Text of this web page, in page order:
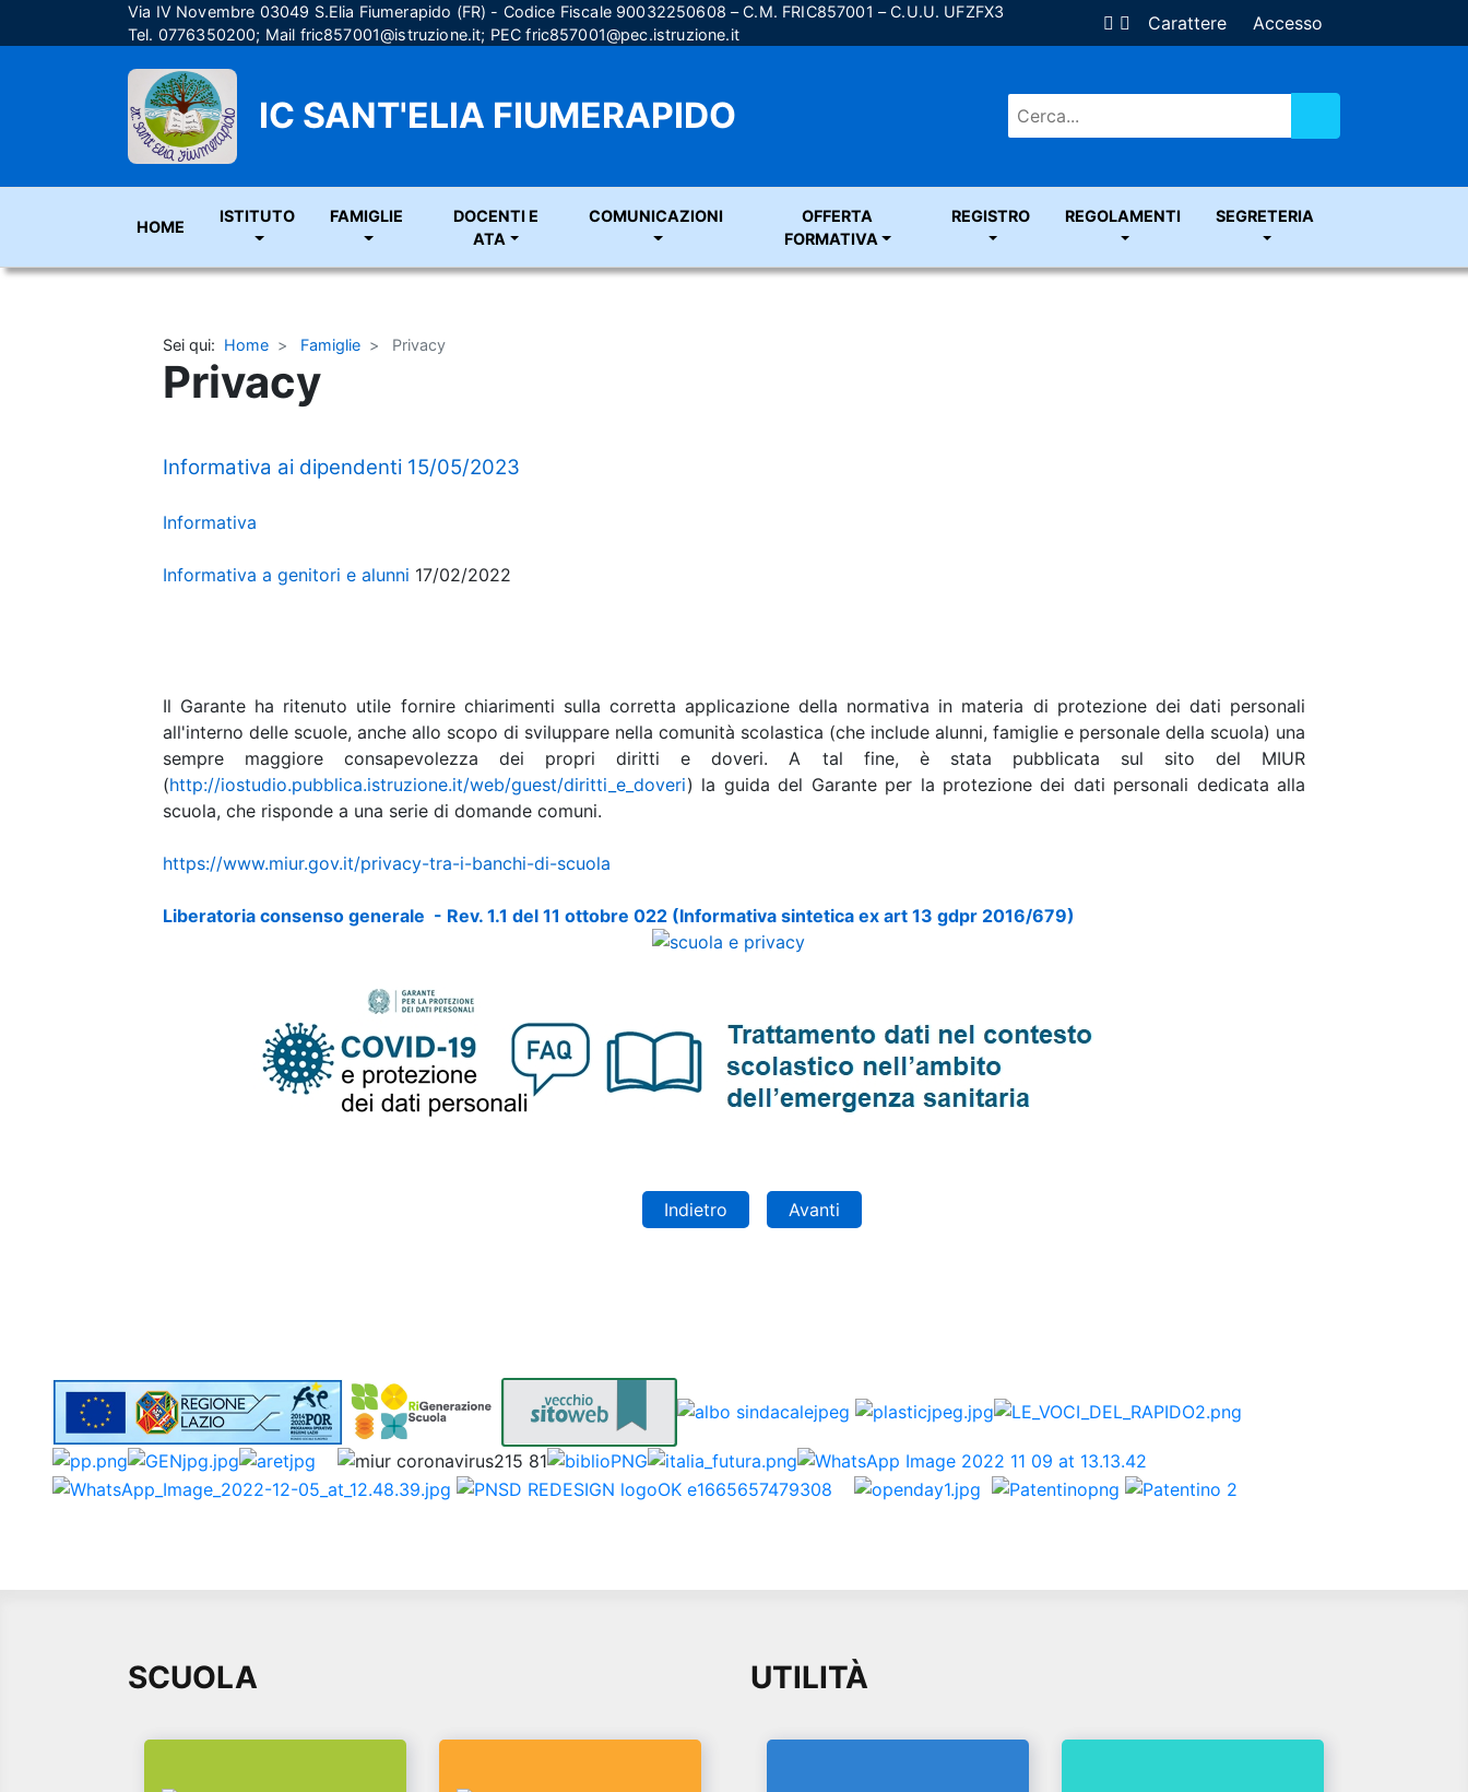
Via IV Novembre 03049 S.Elia Fiumerapido (FR) - Codice Fiscale 90032250608 – C.M. FRIC857001 – C.U.U. UFZFX3
Tel. 0776350200; Mail fric857001@istruzione.it; PECfric857001@pec.istruzione.it
Carattere Accesso
IC SANT'ELIA FIUMERAPIDO
HOME
ISTITUTO FAMIGLIE
DOCENTI E
ATA
COMUNICAZIONI
OFFERTA
FORMATIVA
REGISTRO REGOLAMENTI SEGRETERIA
Sei qui: Home Famiglie Privacy
Privacy
Informativa ai dipendenti 15/05/2023
Informativa
Informativa a genitori e alunni 17/02/2022
Il Garante ha ritenuto utile fornire chiarimenti sulla corretta applicazione della normativa in materia di protezione dei dati personali
all'interno delle scuole, anche allo scopo di sviluppare nella comunità scolastica (che include alunni, famiglie e personale della scuola) una
sempre maggiore consapevolezza dei propri diritti e doveri. A tal fine, è stata pubblicata sul sito del MIUR
(http://iostudio.pubblica.istruzione.it/web/guest/diritti_e_doveri) la guida del Garante per la protezione dei dati personali dedicata alla
scuola, che risponde a una serie di domande comuni.
https://www.miur.gov.it/privacy-tra-i-banchi-di-scuola
Liberatoria consenso generale - Rev. 1.1 del 11 ottobre 022 (Informativa sintetica ex art 13 gdpr 2016/679)
Indietro Avanti
SCUOLA UTILITÀ